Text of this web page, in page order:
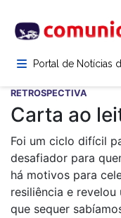
para
conteúdoPortal de Notícias
RETROSPECTIVA
Carta ao
Foi um ciclo difícil
desafiador para
há motivos para
resiliência e
que sequer